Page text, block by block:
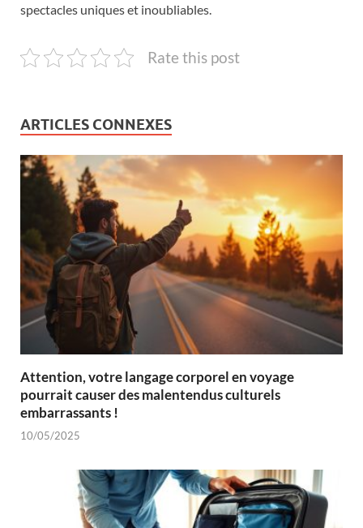
spectacles uniques et inoubliables.
Rate this post
ARTICLES CONNEXES
Attention, votre langage corporel en voyage
pourrait causer des malentendus culturels
embarrassants !
10/05/2025